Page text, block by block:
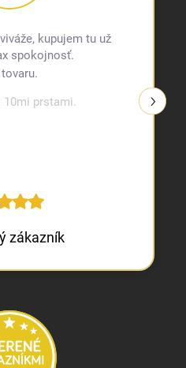
kupujem tu už
spokojnosť.
10mi prstami.
zákazník